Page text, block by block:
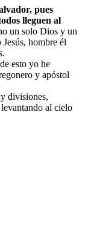
pues
lleguen al
un solo Dios y un
hombre él
esto yo he
y apóstol
divisiones,
al cielo